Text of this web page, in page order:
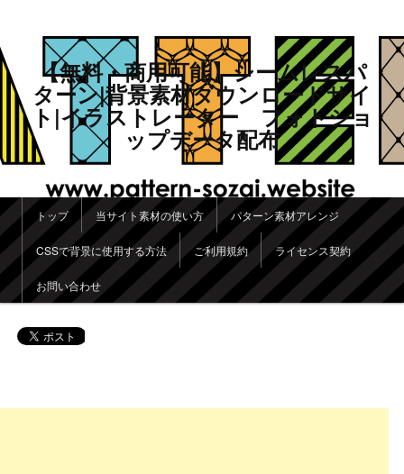
【無料・商用可能】シームレスパ
ターン|背景素材ダウンロードサイ
ト|イラストレーター フォトショ
ップデータ配布
メインメニュー
メインコンテンツへ移動
サブコンテンツへ移動
トップ 当サイト素材の使い方 パターン素材アレンジ
CSSで背景に使用する方法 ご利用規約 ライセンス契約
お問い合わせ